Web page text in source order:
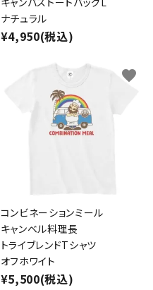
ナチュラル
¥4,950(税込)
コンビネーションミール
キャンベル料理長
トライブレンドTシャツ
オフホワイト
¥5,500(税込)
favorite